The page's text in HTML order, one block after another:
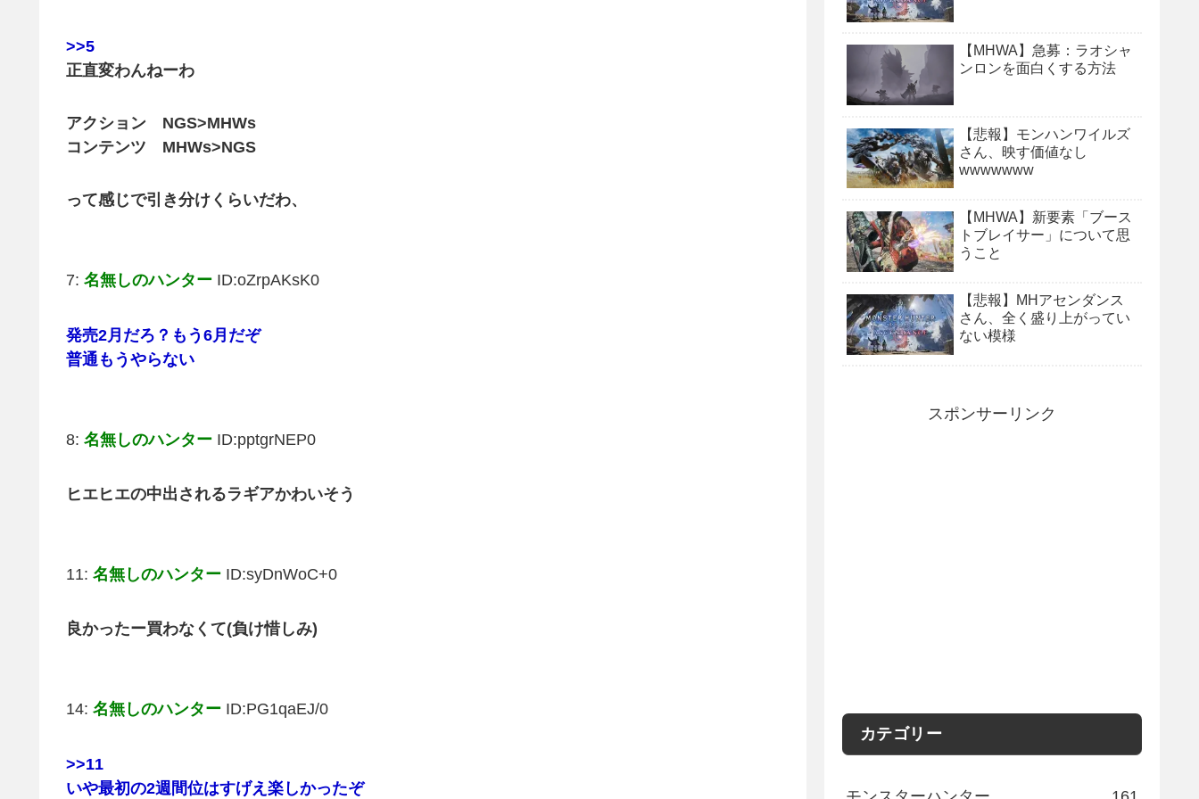
>>5
正直変わんねーわ
アクション NGS>MHWs
コンテンツ MHWs>NGS
って感じで引き分けくらいだわ、
7: 名無しのハンター ID:oZrpAKsK0
発売2月だろ？もう6月だぞ
普通もうやらない
8: 名無しのハンター ID:pptgrNEP0
ヒエヒエの中出されるラギアかわいそう
11: 名無しのハンター ID:syDnWoC+0
良かったー買わなくて(負け惜しみ)
14: 名無しのハンター ID:PG1qaEJ/0
>>11
いや最初の2週間位はすげえ楽しかったぞ
【MHWA】急募：ラオシャ
ンロンを面白くする方法
【悲報】モンハンワイルズ
さん、映す価値なし
wwwwwww
【MHWA】新要素「ブース
トブレイサー」について思
うこと
【悲報】MHアセンダンス
さん、全く盛り上がってい
ない模様
スポンサーリンク
カテゴリー